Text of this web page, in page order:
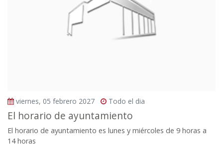
viernes, 05 febrero 2027 Todo el dia
El horario de ayuntamiento
El horario de ayuntamiento es lunes y miércoles de 9 horas a
14 horas